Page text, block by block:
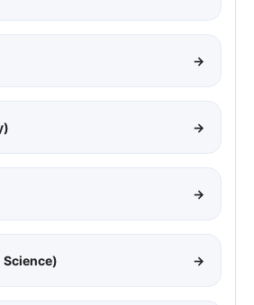
→
→
→
Science) →